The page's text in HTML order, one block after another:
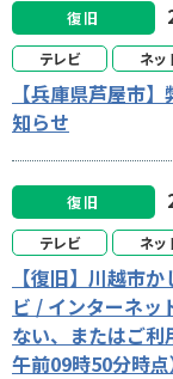
復旧
テレビ ネッ
【兵庫県芦屋市
知らせ
復旧
テレビ ネッ
【復旧】川越市
ビ / インターネッ
ない、またはご利
午前09時50分時点